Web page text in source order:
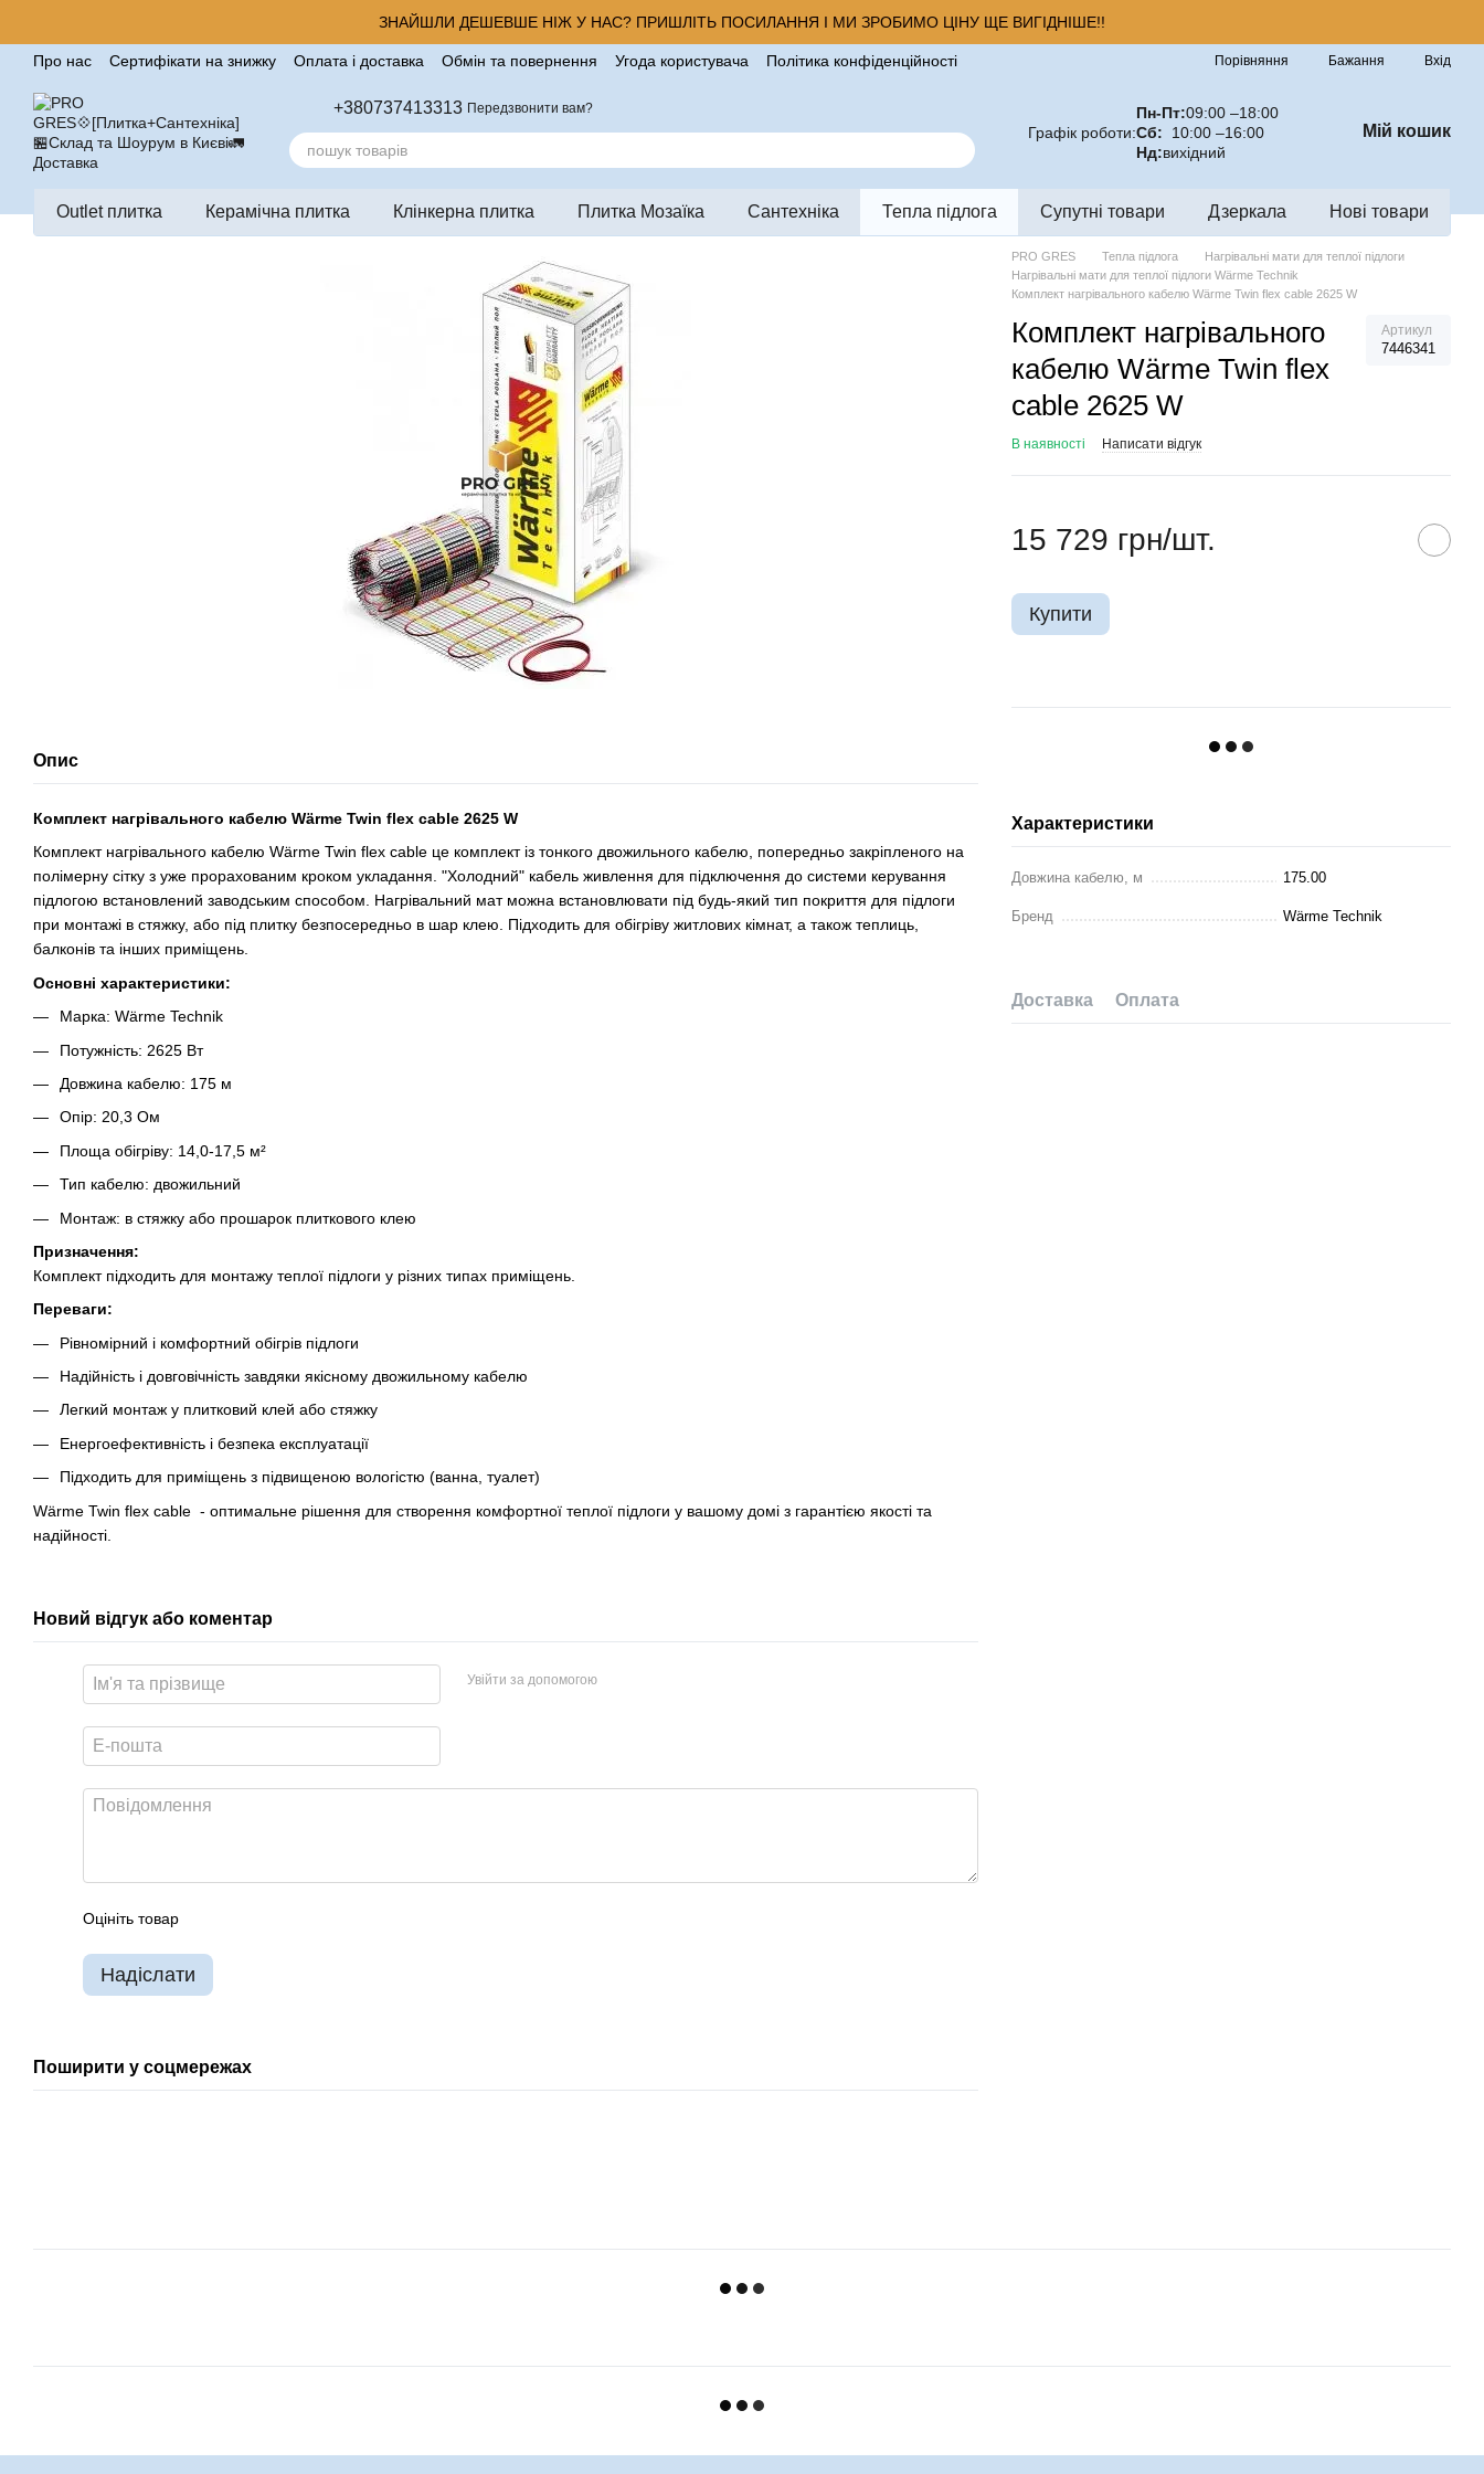
ЗНАЙШЛИ ДЕШЕВШЕ НІЖ У НАС? ПРИШЛІТЬ ПОСИЛАННЯ І МИ ЗРОБИМО ЦІНУ ЩЕ ВИГІДНІШЕ!!
Про нас Сертифікати на знижку Оплата і доставка Обмін та повернення Угода користувача
Політика конфіденційності
Порівняння Бажання Вхід
+380737413313 Передзвонити вам?
Графік роботи:
Пн-Пт:09:00 –18:00
Сб: 10:00 –16:00
Нд:вихідний
Мій кошик
Outlet плитка Керамічна плитка Клінкерна плитка Плитка Мозаїка Сантехніка Тепла підлога Супутні товари Дзеркала Нові товари
PRO GRES Тепла підлога
Нагрівальні мати для теплої підлоги
Нагрівальні мати для теплої підлоги Wärme Technik
Комплект нагрівального кабелю Wärme Twin flex cable 2625 W
Комплект нагрівального
кабелю Wärme Twin flex
cable 2625 W
Артикул
7446341
В наявності Написати відгук
15 729 грн/шт.
Купити
Характеристики
Довжина кабелю, м 175.00
Бренд Wärme Technik
Доставка Оплата
Опис
Комплект нагрівального кабелю Wärme Twin flex cable 2625 W
Комплект нагрівального кабелю Wärme Twin flex cable це комплект із тонкого двожильного кабелю, попередньо закріпленого на
полімерну сітку з уже прорахованим кроком укладання. "Холодний" кабель живлення для підключення до системи керування
підлогою встановлений заводським способом. Нагрівальний мат можна встановлювати під будь-який тип покриття для підлоги
при монтажі в стяжку, або під плитку безпосередньо в шар клею. Підходить для обігріву житлових кімнат, а також теплиць,
балконів та інших приміщень.
Основні характеристики:
Марка: Wärme Technik
Потужність: 2625 Вт
Довжина кабелю: 175 м
Опір: 20,3 Ом
Площа обігріву: 14,0-17,5 м²
Тип кабелю: двожильний
Монтаж: в стяжку або прошарок плиткового клею
Призначення:
Комплект підходить для монтажу теплої підлоги у різних типах приміщень.
Переваги:
Рівномірний і комфортний обігрів підлоги
Надійність і довговічність завдяки якісному двожильному кабелю
Легкий монтаж у плитковий клей або стяжку
Енергоефективність і безпека експлуатації
Підходить для приміщень з підвищеною вологістю (ванна, туалет)
Wärme Twin flex cable - оптимальне рішення для створення комфортної теплої підлоги у вашому домі з гарантією якості та
надійності.
Новий відгук або коментар
Увійти за допомогою
Оцініть товар
Надіслати
Поширити у соцмережах